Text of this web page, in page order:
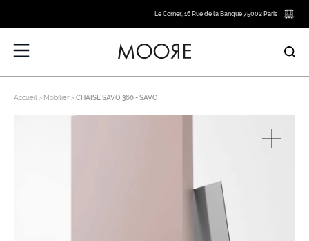
Le Corner, 16 Rue de la Banque 75002 Paris
Accueil Mobilier CHAISE SAVO 360 - SAVO